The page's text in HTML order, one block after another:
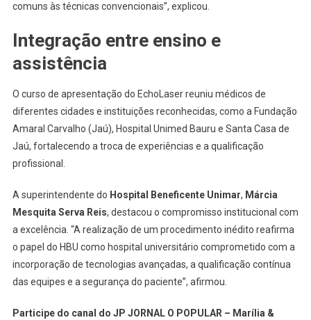
comuns às técnicas convencionais”, explicou.
Integração entre ensino e
assistência
O curso de apresentação do EchoLaser reuniu médicos de
diferentes cidades e instituições reconhecidas, como a Fundação
Amaral Carvalho (Jaú), Hospital Unimed Bauru e Santa Casa de
Jaú, fortalecendo a troca de experiências e a qualificação
profissional.
A superintendente do Hospital Beneficente Unimar, Márcia
Mesquita Serva Reis, destacou o compromisso institucional com
a excelência. “A realização de um procedimento inédito reafirma
o papel do HBU como hospital universitário comprometido com a
incorporação de tecnologias avançadas, a qualificação contínua
das equipes e a segurança do paciente”, afirmou.
Participe do canal do JP JORNAL O POPULAR – Marília &